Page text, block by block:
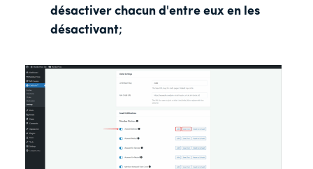
désactiver chacun d'entre eux en les
désactivant;